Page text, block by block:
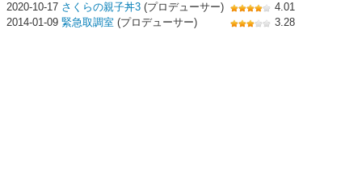
2020-10-17 さくらの親子丼3 (プロデューサー)
4.01
2014-01-09 緊急取調室 (プロデューサー) 3.28